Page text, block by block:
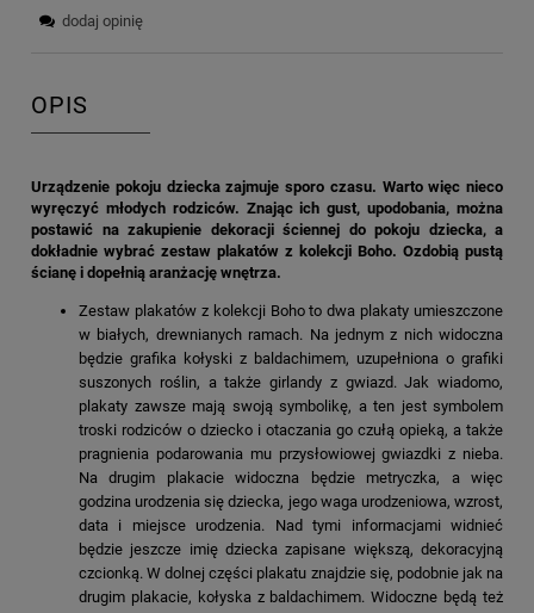
dodaj opinię
OPIS
Urządzenie pokoju dziecka zajmuje sporo czasu. Warto więc nieco
wyręczyć młodych rodziców. Znając ich gust, upodobania, można
postawić na zakupienie dekoracji ściennej do pokoju dziecka, a
dokładnie wybrać zestaw plakatów z kolekcji Boho. Ozdobią pustą
ścianę i dopełnią aranżację wnętrza.
Zestaw plakatów z kolekcji Boho to dwa plakaty umieszczone
w białych, drewnianych ramach. Na jednym z nich widoczna
będzie grafika kołyski z baldachimem, uzupełniona o grafiki
suszonych roślin, a także girlandy z gwiazd. Jak wiadomo,
plakaty zawsze mają swoją symbolikę, a ten jest symbolem
troski rodziców o dziecko i otaczania go czułą opieką, a także
pragnienia podarowania mu przysłowiowej gwiazdki z nieba.
Na drugim plakacie widoczna będzie metryczka, a więc
godzina urodzenia się dziecka, jego waga urodzeniowa, wzrost,
data i miejsce urodzenia. Nad tymi informacjami widnieć
będzie jeszcze imię dziecka zapisane większą, dekoracyjną
czcionką. W dolnej części plakatu znajdzie się, podobnie jak na
drugim plakacie, kołyska z baldachimem. Widoczne będą też